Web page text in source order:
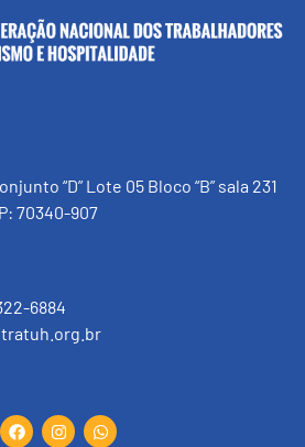
“D” Lote 05 Bloco “B” sala 231
70340-907
6884